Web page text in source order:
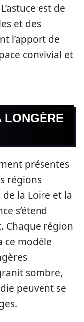
est de
et des
l’apport de
convivial et
LONGÈRE
présentes
régions
de la Loire et la
s’étend
Chaque région
ce modèle
sombre,
peuvent se